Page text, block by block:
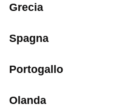
Grecia
Spagna
Portogallo
Olanda